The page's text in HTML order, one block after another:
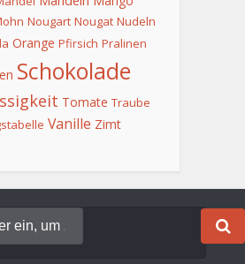
Nougart Nougat Nudeln
Orange Pfirsich Pralinen
Schokolade
Tomate Traube
Vanille Zimt